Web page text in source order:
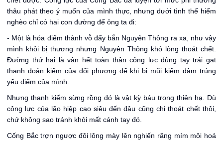
thâu phát theo ý muốn của mình thực, nhưng dưới tình thế hiểm
nghèo chỉ có hai con đường để ông ta đi:
- Một là hóa điểm thành vỗ đẩy bắn Nguyên Thông ra xa, như vậy
mình khỏi bị thương nhưng Nguyên Thông khó lòng thoát chết.
Đường thứ hai là vận hết toàn thân công lực dùng tay trái gạt
thanh đoản kiếm của đối phương để khi bị mũi kiếm đâm trúng
yếu điểm của mình.
Nhưng thanh kiếm sừng rồng đó là vật kỳ báu trong thiên hạ. Dù
công lực của lão hiệp cao siêu đến đâu cũng chỉ thoát chết thôi,
chứ không sao tránh khỏi mất cánh tay đó.
Cống Bắc trợn ngược đôi lông mày lên nghiến răng mím môi hoá